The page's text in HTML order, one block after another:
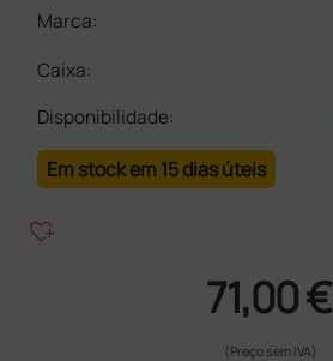
Marca:
Caixa:
Disponibilidade:
Em stock em 15 dias úteis
heart_plus
71,00 €
(Preço sem IVA)